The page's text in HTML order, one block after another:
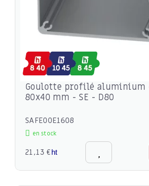
Goulotte profilé aluminium
80x40 mm - SE - D80
SAFE00E1608
en stock
21,13 €ht